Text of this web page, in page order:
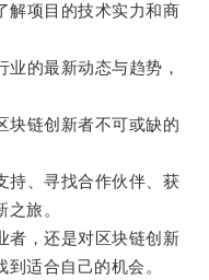
项目的技术实力和商
的最新动态与趋势，
链创新者不可或缺的
、寻找合作伙伴、获
旅。
，还是对区块链创新
适合自己的机会。